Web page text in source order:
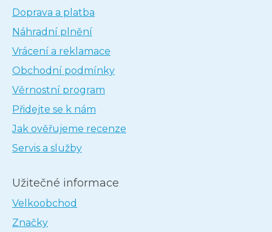
Doprava a platba
Náhradní plnění
Vrácení a reklamace
Obchodní podmínky
Věrnostní program
Přidejte se k nám
Jak ověřujeme recenze
Servis a služby
Užitečné informace
Velkoobchod
Značky